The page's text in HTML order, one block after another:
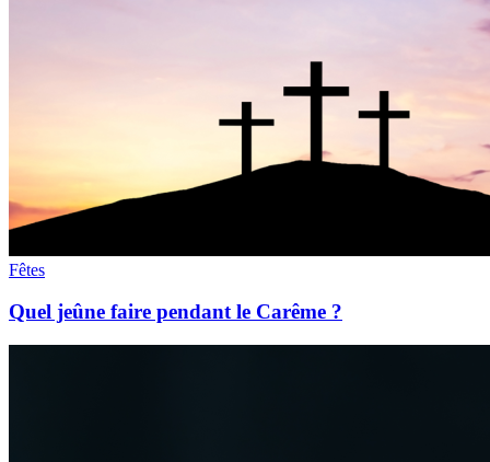
Fêtes
Quel jeûne faire pendant le Carême ?